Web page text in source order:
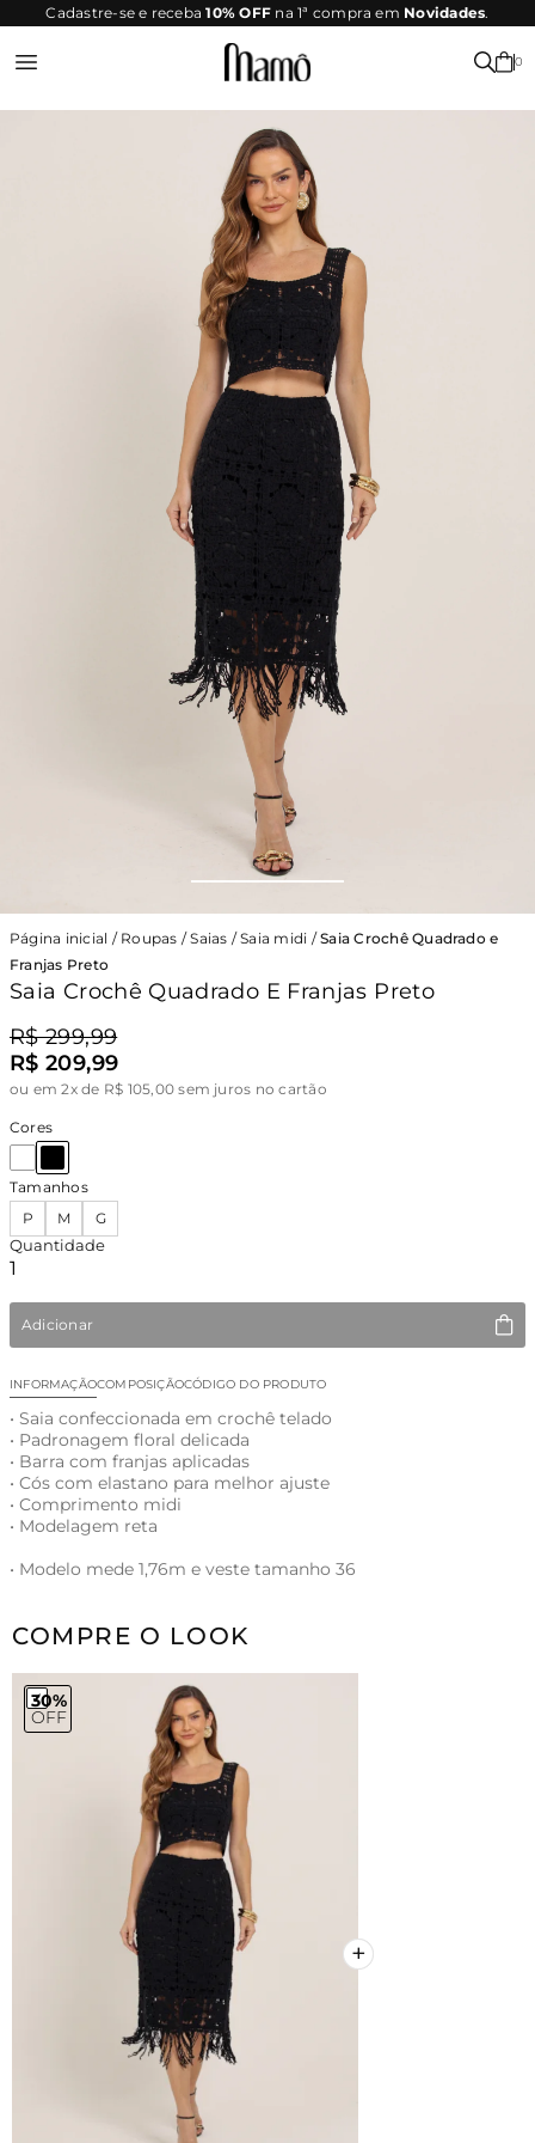
SITE
SEGURO
Cadastre-se e receba10% OFF na 1ª compra em Novidades.
0
Página inicial / Roupas /Saias /Saia midi /Saia Crochê Quadrado e
Franjas Preto
Saia Crochê Quadrado E Franjas Preto
R$ 299,99
R$ 209,99
ou em 2x de R$ 105,00 sem juros no cartão
Cores
Tamanhos
P
M G
Quantidade
Adicionar
INFORMAÇÃOCOMPOSIÇÃOCÓDIGO DO PRODUTO
• Saia confeccionada em crochê telado
• Padronagem floral delicada
• Barra com franjas aplicadas
• Cós com elastano para melhor ajuste
• Comprimento midi
• Modelagem reta
• Modelo mede 1,76m e veste tamanho 36
COMPRE O LOOK
30%
OFF
+
+